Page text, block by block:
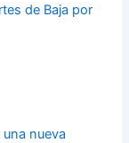
de Baja por
nueva